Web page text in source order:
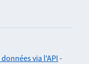
via l'API -